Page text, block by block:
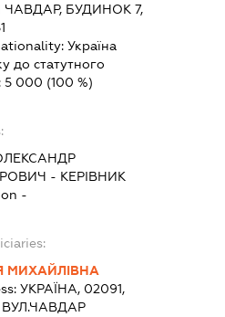
БУДИНОК 7,
Україна
до статутного
5 000 (100 %)
- КЕРІВНИК
-
МИХАЙЛІВНА
УКРАЇНА, 02091,
ВУЛ.ЧАВДАР